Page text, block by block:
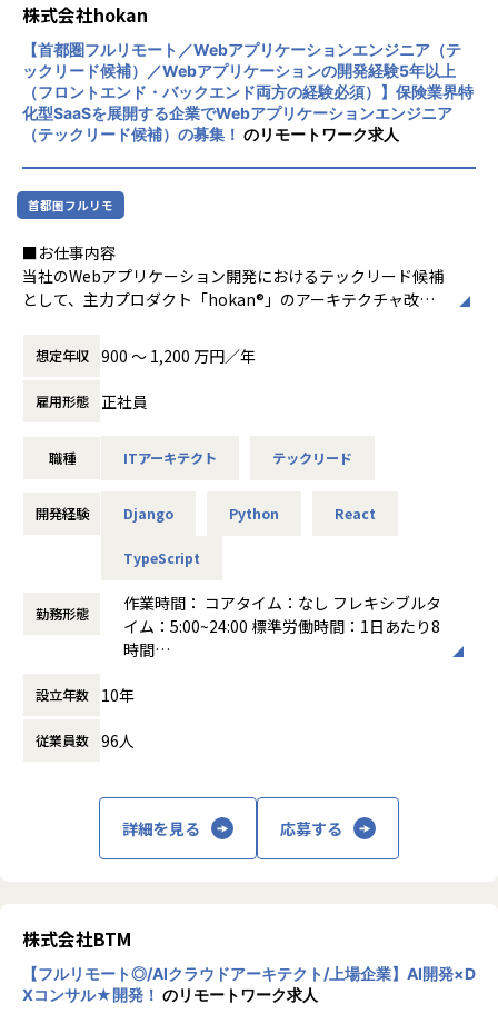
・新サービス、新機能の開発にも関われて、企画や仕様につ
いて自分の意見も言えること。
・得意分野や関わりたい業務には積極的にアサインしてくれ
る。
・他チーム同士でもお互いに協力しやすい環境
・ポジションに関係なく様々な業務を経験できる
・積極性やチャレンジを推奨し、多少の失敗は気にしない
トワークを感じさせない距離の近さで助け合いながら働け
る。
トラストバンクは、2012年に設立。第2創業期を迎えるITベ
ンチャー企業です。
「自立した持続可能な地域をつくる」というビジョンのも
と、「ヒト」「モノ」「おカネ」「情報」を日本中に循環さ
そして、そんな想いから生まれたのがふるさと納税総合サイ
ふるさと納税事業では、全国の90％以上となる1700を超え
掲載する「ふるさとチョイス」の月間PV数は2億PVを超えま
（※2024年10月時点）
これまで培ってきた自治体ネットワークとメディア力を活か
加価値の高い住民サービスの提供を支援する「パブリテック
ます。
事業の拡大を図るとともに、さらに世界に誇る多様な文化や
伝統、習慣を守り、地域経済の発展に一翼を担うべく、中長
期の視点で地域課題を解決するための新事業へ投資をしてい
【事業内容】
■ふるさと納税事業
地域により多くの寄付金を届けるだけでなく、地域と寄付
者、地域と地域を繋げる取り組みを行っています。
ャリストのメンバーとともに開発を推進できる
■組織のビジョン/ミッション
「日本のビジネスパーソンに感動を与えよう」
当社の統合HCMソリューション 「POSITIVE」 は、25年を超
しかし、HRの世界は今、急速な技術革新の波を迎えており
なるビジネス成長と顧客価値の向上を目指します。
プロダクトデザインとソフトウェア/クラウドエンジニアリン
グの力を結集し、HR領域における真に価値あるプロダクト
従来の枠を超えた利便性と体験価値を提供し、ビジネスパー
ソンの生産性向上と成長を支援することがミッションです。
エンジニア同士の1on1や技術勉強会を定期的に開催し、風
リモートワークやフレックスタイム制を活用し、エンジニア
学習支援や勉強会・カンファレンス参加支援も充実してお
技術力向上のための1on1や2on1の実施、自社のテックブロ
グへの積極的な投稿など、新たな取り組みにもチャレンジし
【業務の変更の範囲】
株式会社hokan
【首都圏フルリモート／Webアプリケーションエンジニア（テ
ックリード候補）／Webアプリケーションの開発経験5年以上
（フロントエンド・バックエンド両方の経験必須）】保険業界特
化型SaaSを展開する企業でWebアプリケーションエンジニア
（テックリード候補）の募集！ のリモートワーク求人
首都圏フルリモ
■お仕事内容
当社のWebアプリケーション開発におけるテックリード候補
として、主力プロダクト「hokan®︎」のアーキテクチャ改善
新機能開発における技術選定、プロトタイピングまで、hoka
nの事業全体を技術面からリードしていただきます。
開発の現場に深く入りながら、エンジニアチーム全体の技術
的な方向性を示し、プロダクトの品質・スピード・スケーラ
・Webアプリケーションのアーキテクチャ設計、リファクタ
・新機能開発における技術選定、設計、実装及び開発リード
題の特定と解決
・開発プロセスの最適化及びAIツール活用やテスト自動化に
よる生産性向上施策の推進
通じた、チーム全体の技術力底上げと技術文化醸成
kan®︎」は、2018年のリリースから顧客を拡大し、
ありがたいことに年々お問い合わせも好調に推移しており、
導入社数は400社を突破しております。
社への導入が決定し、
保険業界全体の変革に向けた動きが加速しています。
現在開発メンバーは30名を超え、安定した開発体制を築けて
想定年収 900 〜 1,200 万円／年
雇用形態 正社員
職種 ITアーキテクト テックリード
開発経験 Django Python React
TypeScript
勤務形態
作業時間： コアタイム：なし フレキシブルタ
イム：5:00~24:00 標準労働時間：1日あたり8
時間
時間外労働の有無： 有（月平均20時間）
設立年数 10年
従業員数 96人
詳細を見る 応募する
株式会社BTM
【フルリモート◎/AIクラウドアーキテクト/上場企業】AI開発×D
Xコンサル★開発！ のリモートワーク求人